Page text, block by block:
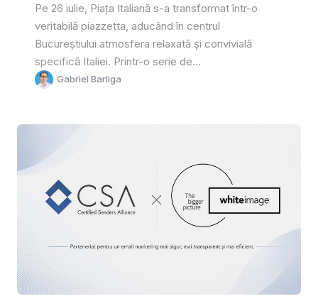
Pe 26 iulie, Piața Italiană s-a transformat într-o
veritabilă piazzetta, aducând în centrul
Bucureștiului atmosfera relaxată și convivială
specifică Italiei. Printr-o serie de...
Gabriel Barliga